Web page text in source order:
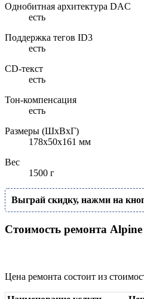
Однобитная архитектура DAC
есть
Поддержка тегов ID3
есть
CD-текст
есть
Тон-компенсация
есть
Размеры (ШхВхГ)
178x50x161 мм
Вес
1500 г
Выграй скидку, нажми на
Стоимость ремонта
Цена ремонта состоит из